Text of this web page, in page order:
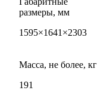
размеры, мм
1595×1641×2303
Масса, не более, кг
191